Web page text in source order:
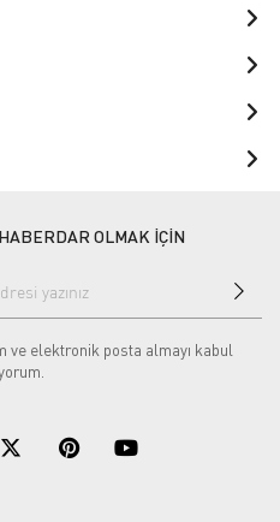
OLMAK İÇİN
ve elektronik posta almayı kabul